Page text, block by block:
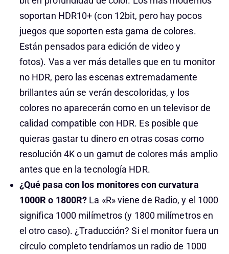
soportan HDR10+ (con 12bit, pero hay pocos
juegos que soporten esta gama de colores.
Están pensados para edición de video y
fotos). Vas a ver más detalles que en tu monitor
no HDR, pero las escenas extremadamente
brillantes aún se verán descoloridas, y los
colores no aparecerán como en un televisor de
calidad compatible con HDR. Es posible que
quieras gastar tu dinero en otras cosas como
resolución 4K o un gamut de colores más amplio
antes que en la tecnología HDR.
¿Qué pasa con los monitores con curvatura
1000R o 1800R? La «R» viene de Radio, y el 1000
significa 1000 milímetros (y 1800 milímetros en
el otro caso). ¿Traducción? Si el monitor fuera un
círculo completo tendríamos un radio de 1000